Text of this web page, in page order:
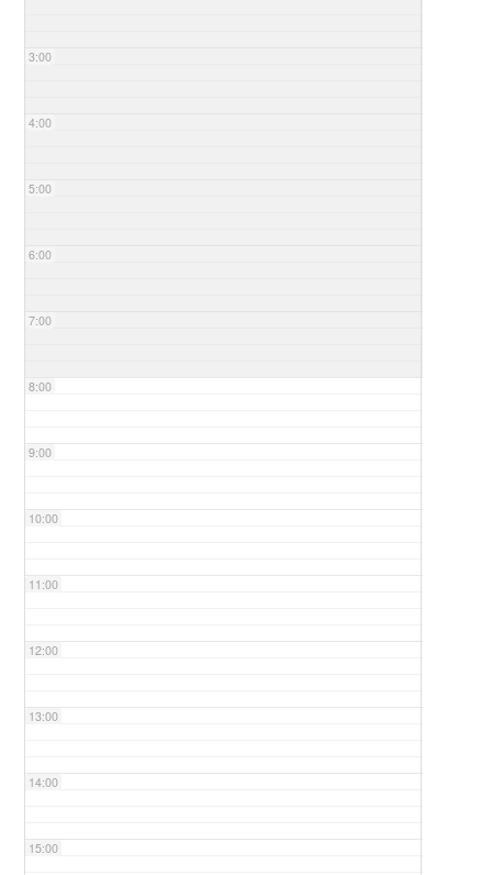
3:00
4:00
5:00
6:00
7:00
8:00
9:00
10:00
11:00
12:00
13:00
14:00
15:00